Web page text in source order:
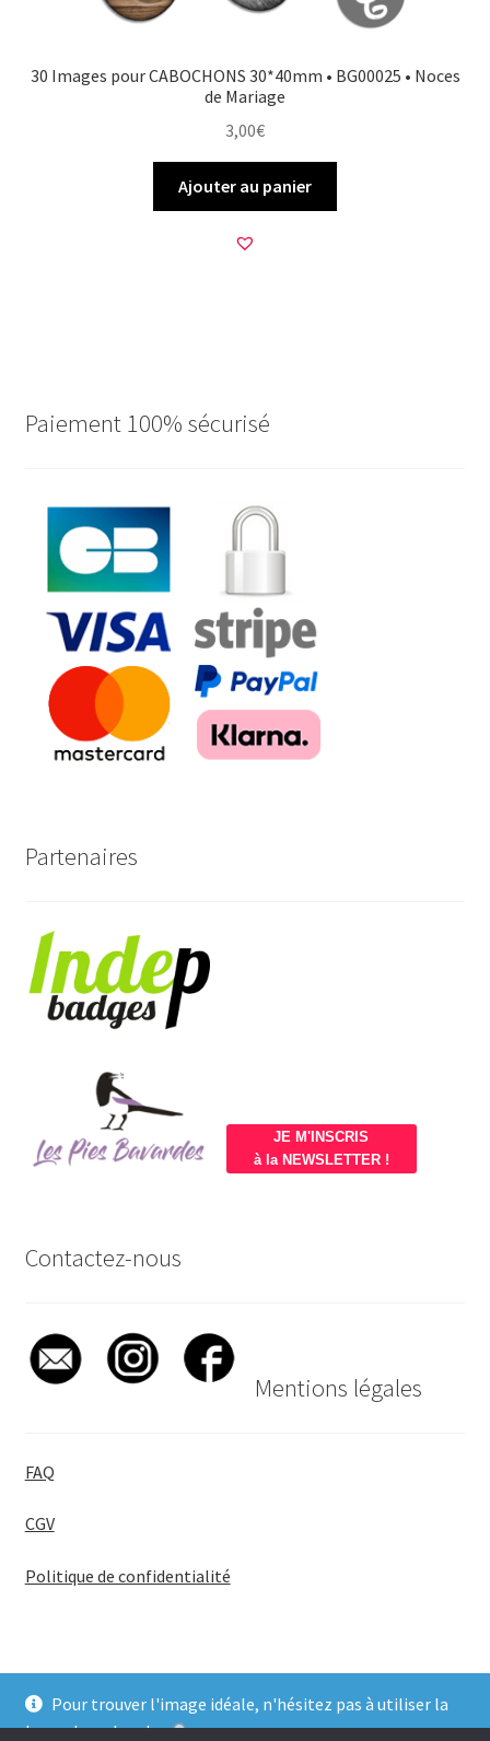
Pour trouver l'image idéale, n'hésitez pas à utiliser la
barre de recherche
30 Images pour CABOCHONS 30*40mm • BG00025 • Noces
de Mariage
3,00€
Ajouter au panier
Paiement 100% sécurisé
Partenaires
JE M'INSCRIS
à la NEWSLETTER !
Contactez-nous
Mentions légales
FAQ
CGV
Politique de confidentialité
© BadgeGirl® 2026